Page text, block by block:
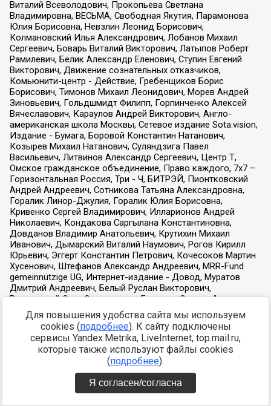
Для повышения удобства сайта мы используем
cookies (подробнее). К сайту подключены
сервисы Yandex.Metrika, LiveInternet, top.mail.ru,
которые также используют файлы cookies
(подробнее).
Я согласен/согласна